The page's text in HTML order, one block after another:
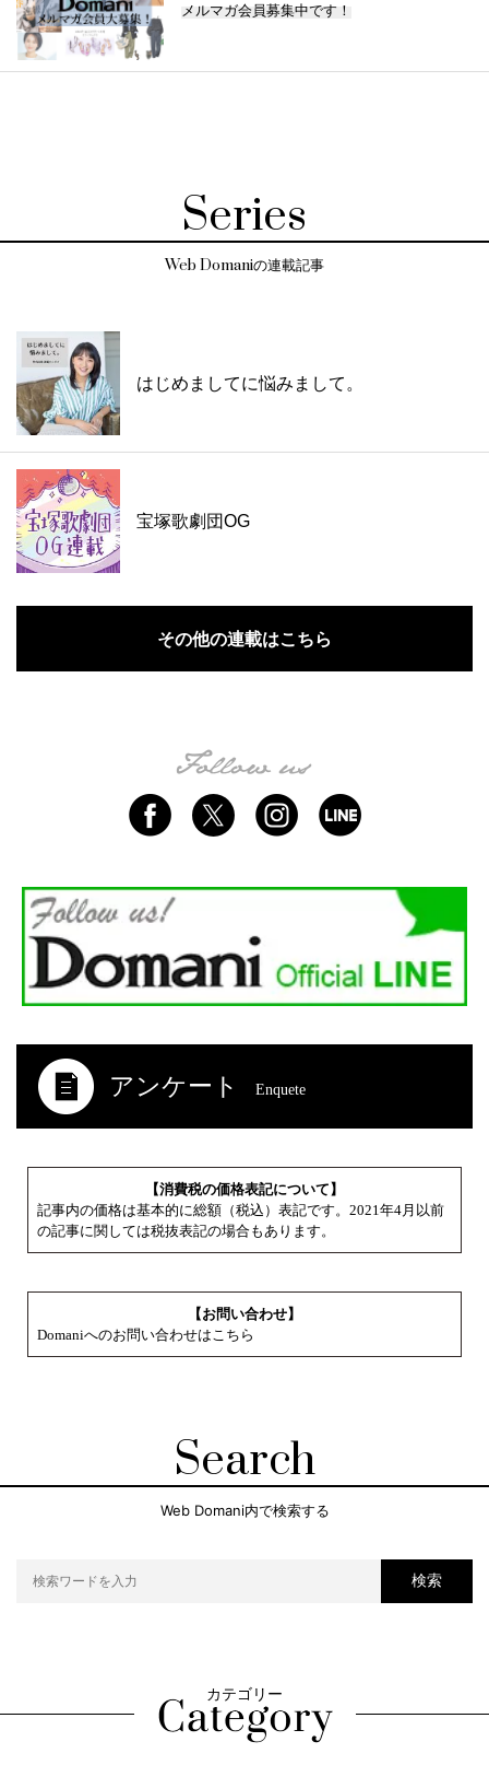
メルマガ会員募集中です！
Series
Web Domaniの連載記事
はじめましてに悩みまして。
宝塚歌劇団OG
その他の連載はこちら
アンケート Enquete
【消費税の価格表記について】
記事内の価格は基本的に総額（税込）表記です。2021年4月以前
の記事に関しては税抜表記の場合もあります。
【お問い合わせ】
Domaniへのお問い合わせはこちら
Search
Web Domani内で検索する
検索
カテゴリー